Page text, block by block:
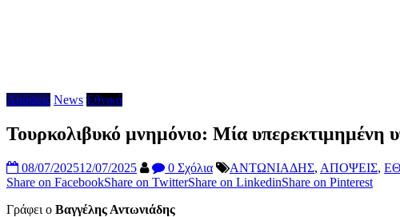
Απόψεις News Εθνικά
Τουρκολιβυκό μνημόνιο: Μία υπερεκτιμημένη
08/07/202512/07/2025 0 Σχόλια ΑΝΤΩΝΙΑΔΗΣ, ΑΠΟΨΕΙΣ,
Share on FacebookShare on TwitterShare on LinkedinShare on Pinterest
Γράφει ο Βαγγέλης Αντωνιάδης